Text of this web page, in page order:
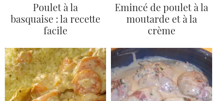
Poulet à la
basquaise : la recette
facile
Emincé de poulet à la
moutarde et à la
crème